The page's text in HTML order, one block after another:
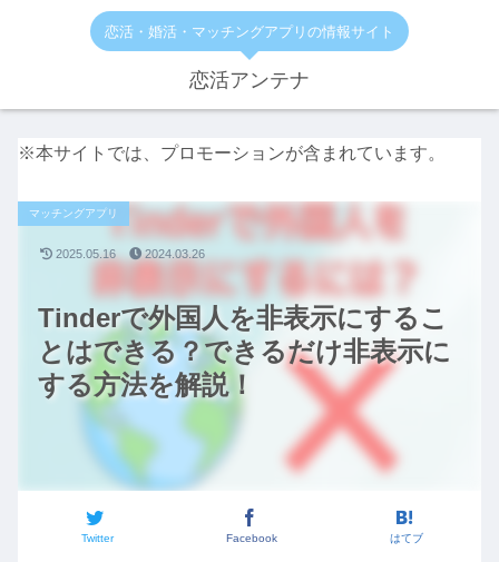
恋活・婚活・マッチングアプリの情報サイト
恋活アンテナ
※本サイトでは、プロモーションが含まれています。
Tinderで外国人を非表示にするこ
とはできる？できるだけ非表示に
する方法を解説！
マッチングアプリ
Twitter Facebook はてブ
2025.05.16 2024.03.26